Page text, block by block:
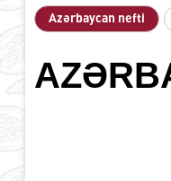
Əhali
Siyasi sistem
Dövlət rəmzləri
Azərbaycan nefti